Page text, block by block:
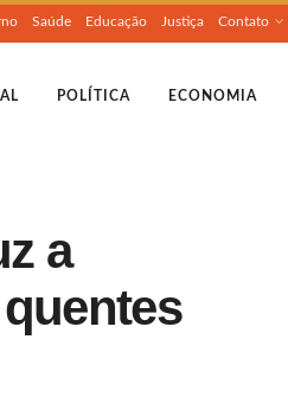
Saúde Educação Justiça Contato
POLÍTICA ECONOMIA
a